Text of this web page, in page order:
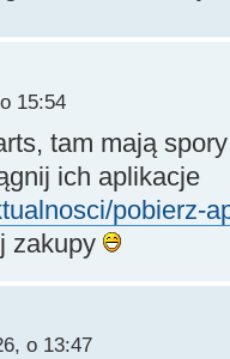
15:54
tam mają
ich aplikacje
pobierz-
zakupy
o 13:47